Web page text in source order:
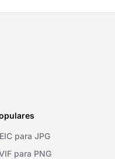
para JPG
para PNG